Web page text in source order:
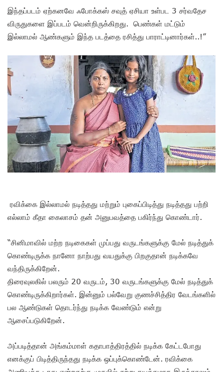
இந்தப்படம் ஏற்கனவே ஃபோக்கஸ் சவுத் ஏசியா உள்பட 3 சர்வதேச
விருதுகளை இப்படம் வென்றிருக்கிறது. பெண்கள் மட்டும்
இல்லாமல் ஆண்களும் இந்த படத்தை ரசித்து பாராட்டினார்கள்..!”
ரவிக்கை இல்லாமல் நடித்தது மற்றும் புகைப்பிடித்து நடித்தது பற்றி
எல்லாம் கீதா கைலாசம் தன் அனுபவத்தை பகிர்ந்து கொண்டார்.
“சினிமாவில் மற்ற நடிகைகள் முப்பது வருடங்களுக்கு மேல் நடித்துக்
கொண்டிருக்க நானோ நாற்பது வயதுக்கு பிறகுதான் நடிக்கவே
வந்திருக்கிறேன்.
திரைவுலகில் பலரும் 20 வருடம், 30 வருடங்களுக்கு மேல் நடித்துக்
கொண்டிருக்கிறார்கள். இன்னும் பல்வேறு குணச்சித்திர வேடங்களில்
பல ஆண்டுகள் தொடர்ந்து நடிக்க வேண்டும் என்று
ஆசைப்படுகிறேன்.
அப்படித்தான் அங்கம்மாள் கதாபாத்திரத்தில் நடிக்க கேட்டபோது
எனக்குப் பிடித்திருந்தது நடிக்க ஒப்புக்கொண்டேன். ரவிக்கை